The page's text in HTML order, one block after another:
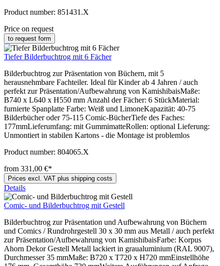
Product number: 851431.X
Price on request
to request form
Tiefer Bilderbuchtrog mit 6 Fächer
Bilderbuchtrog zur Präsentation von Büchern, mit 5
herausnehmbare Fachteiler. Ideal für Kinder ab 4 Jahren / auch
perfekt zur Präsentation/Aufbewahrung von KamishibaisMaße:
B740 x L640 x H550 mm Anzahl der Fächer: 6 StückMaterial:
furnierte Spanplatte Farbe: Weiß und LimoneKapazität: 40-75
Bilderbücher oder 75-115 Comic-BücherTiefe des Faches:
177mmLieferumfang: mit GummimatteRollen: optional Lieferung:
Unmontiert in stabilen Kartons - die Montage ist problemlos
Product number: 804065.X
from 331,00 €*
Prices excl. VAT plus shipping costs
Details
Comic- und Bilderbuchtrog mit Gestell
Bilderbuchtrog zur Präsentation und Aufbewahrung von Büchern
und Comics / Rundrohrgestell 30 x 30 mm aus Metall / auch perfekt
zur Präsentation/Aufbewahrung von KamishibaisFarbe: Korpus
Ahorn Dekor Gestell Metall lackiert in graualuminium (RAL 9007),
Durchmesser 35 mmMaße: B720 x T720 x H720 mmEinstellhöhe